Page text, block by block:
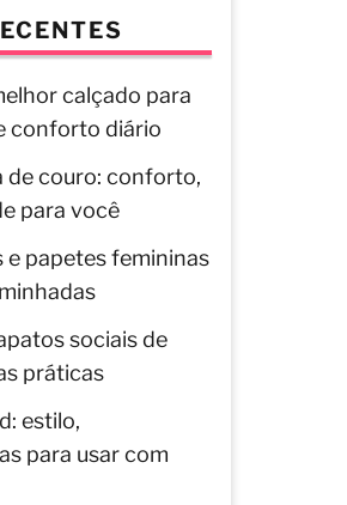
calçado para
conforto diário
de couro: conforto,
para você
e papetes femininas
sociais de
práticas
estilo,
para usar com